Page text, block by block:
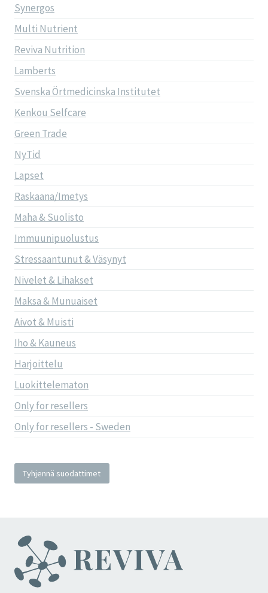
Synergos
Multi Nutrient
Reviva Nutrition
Lamberts
Svenska Örtmedicinska Institutet
Kenkou Selfcare
Green Trade
NyTid
Lapset
Raskaana/Imetys
Maha & Suolisto
Immuunipuolustus
Stressaantunut & Väsynyt
Nivelet & Lihakset
Maksa & Munuaiset
Aivot & Muisti
Iho & Kauneus
Harjoittelu
Luokittelematon
Only for resellers
Only for resellers - Sweden
Tyhjennä suodattimet